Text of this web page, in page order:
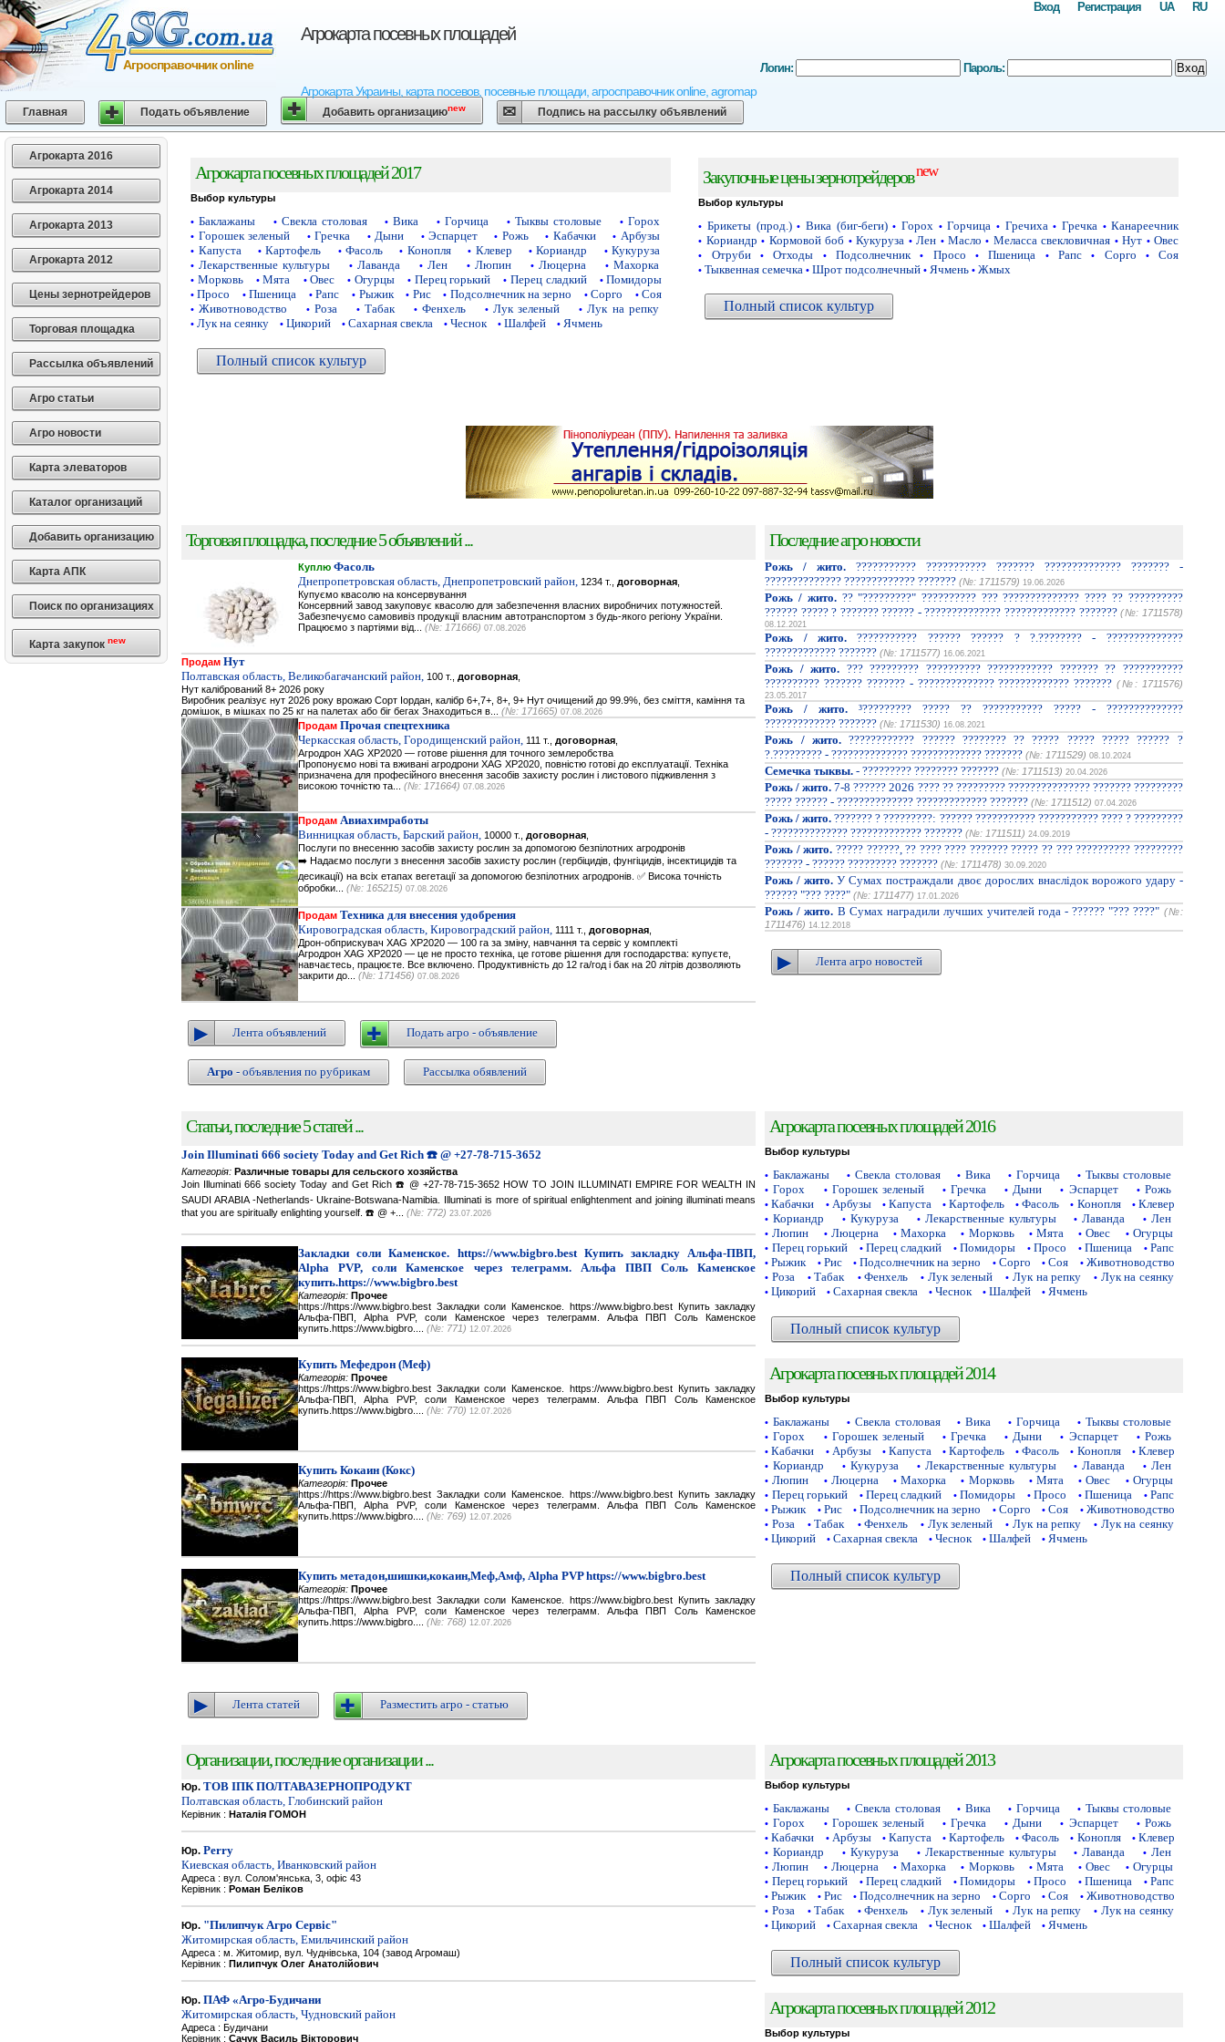
Агрокарта посевных площадей
Агрокарта Украины, карта посевов, посевные площади, агросправочник online, agromap
Агросправочник online
RU
UA
Регистрация
Вход
Логин: Пароль: Вход
Главная Подать объявление Добавить организациюnew Подпись на рассылку объявлений
Агрокарта 2016
Агрокарта 2014
Агрокарта 2013
Агрокарта 2012
Цены зернотрейдеров
Торговая площадка
Рассылка объявлений
Агро статьи
Агро новости
Карта элеваторов
Каталог организаций
Добавить организацию
Карта АПК
Поиск по организациях
Карта закупок new
Агрокарта посевных площадей 2017
Выбор культуры
• Баклажаны • Свекла столовая • Вика • Горчица • Тыквы столовые • Горох
• Горошек зеленый • Гречка • Дыни • Эспарцет • Рожь • Кабачки • Арбузы
• Капуста • Картофель • Фасоль • Конопля • Клевер • Кориандр • Кукуруза
• Лекарственные культуры • Лаванда • Лен • Люпин • Люцерна • Махорка
• Морковь • Мята • Овес • Огурцы • Перец горький • Перец сладкий • Помидоры
• Просо • Пшеница • Рапс • Рыжик • Рис • Подсолнечник на зерно • Сорго • Соя
• Животноводство • Роза • Табак • Фенхель • Лук зеленый • Лук на репку
• Лук на сеянку • Цикорий • Сахарная свекла • Чеснок • Шалфей • Ячмень
Полный список культур
Закупочные цены зернотрейдеровnew
Выбор культуры
• Брикеты (прод.) • Вика (биг-беги) • Горох • Горчица • Гречиха • Гречка • Канареечник
• Кориандр • Кормовой боб • Кукуруза • Лен • Масло • Меласса свекловичная • Нут • Овес
• Отруби • Отходы • Подсолнечник • Просо • Пшеница • Рапс • Сорго • Соя
• Тыквенная семечка • Шрот подсолнечный • Ячмень • Жмых
Полный список культур
Торговая площадка, последние 5 объявлений ...
Куплю Фасоль
Днепропетровская область, Днепропетровский район, 1234 т., договорная
Купуємо квасолю на консервування
Консервний завод закуповує квасолю для забезпечення власних виробничих потужностей.
Забезпечуємо самовивіз продукції власним автотранспортом з будь-якого регіону України.
Працюємо з партіями від... (№: 171666) 07.08.2026
Продам Нут
Полтавская область, Великобагачанский район, 100 т., договорная
Нут калібрований 8+ 2026 року
Виробник реалізує нут 2026 року врожаю Сорт Іордан, калібр 6+,7+, 8+, 9+ Нут очищений до 99.9%, без сміття, каміння та
домішок, в мішках по 25 кг на палетах або біг бегах Знаходиться в... (№: 171665) 07.08.2026
Продам Прочая спецтехника
Черкасская область, Городищенский район, 111 т., договорная
Агродрон XAG XP2020 — готове рішення для точного землеробства
Пропонуємо нові та вживані агродрони XAG XP2020, повністю готові до експлуатації. Техніка
призначена для професійного внесення засобів захисту рослин і листового підживлення з
високою точністю та... (№: 171664) 07.08.2026
Продам Авиахимработы
Винницкая область, Барский район, 10000 т., договорная
Послуги по внесенню засобів захисту рослин за допомогою безпілотних агродронів
➡️ Надаємо послуги з внесення засобів захисту рослин (гербіцидів, фунгіцидів, інсектицидів та
десикації) на всіх етапах вегетації за допомогою безпілотних агродронів. ✅ Висока точність
обробки... (№: 165215) 07.08.2026
Продам Техника для внесения удобрения
Кировоградская область, Кировоградский район, 1111 т., договорная
Дрон-обприскувач XAG XP2020 — 100 га за зміну, навчання та сервіс у комплекті
Агродрон XAG XP2020 — це не просто техніка, це готове рішення для господарства: купуєте,
навчаєтесь, працюєте. Все включено. Продуктивність до 12 га/год і бак на 20 літрів дозволяють
закрити до... (№: 171456) 07.08.2026
Лента объявлений Подать агро - объявление
Агро - объявления по рубрикам Рассылка обявлений
Последние агро новости
Рожь / жито. ??????????? ??????????? ??????? ?????????????? ??????? -
?????????????? ????????????? ??????? (№: 1711579) 19.06.2026
Рожь / жито.?? "?????????" ?????????? ??? ?????????????? ???? ?? ??????????
?????? ????? ? ??????? ?????? - ?????????????? ????????????? ??????? (№: 1711578)
08.12.2021
Рожь / жито. ??????????? ?????? ?????? ? ?.???????? - ??????????????
????????????? ??????? (№: 1711577) 16.06.2021
Рожь / жито. ??? ????????? ?????????? ???????????? ??????? ?? ???????????
?????????? ??????? ??????? - ?????????????? ????????????? ??????? (№: 1711576)
23.05.2017
Рожь / жито. ³????????? ????? ?? ??????????? ????? - ??????????????
????????????? ??????? (№: 1711530) 16.08.2021
Рожь / жито.???????????? ?????? ???????? ?? ????? ????? ????? ?????? ?
?.????????? - ?????????????? ????????????? ??????? (№: 1711529) 08.10.2024
Семечка тыквы. - ????????? ???????? ??????? (№: 1711513) 20.04.2026
Рожь / жито. 7-8 ?????? 2026 ???? ?? ????????? ??????????????? ??????? ?????????
????? ?????? - ?????????????? ????????????? ??????? (№: 1711512) 07.04.2026
Рожь / жито. ??????? ? ?????????: ?????? ??????????? ??????????? ???? ? ?????????
- ?????????????? ????????????? ??????? (№: 1711511) 24.09.2019
Рожь / жито. ????? ??????, ?? ???? ???? ??????? ????? ?? ??? ?????????? ?????????
??????? - ?????? ????????? ??????? (№: 1711478) 30.09.2020
Рожь / жито. У Сумах постраждали двоє дорослих внаслідок ворожого удару -
?????? "??? ????" (№: 1711477) 17.01.2026
Рожь / жито. В Сумах наградили лучших учителей года - ?????? "??? ????" (№:
1711476) 14.12.2018
Лента агро новостей
Статьи, последние 5 статей ...
Join Illuminati 666 society Today and Get Rich ☎️ @ +27-78-715-3652
Категорія: Различные товары для сельского хозяйства
Join Illuminati 666 society Today and Get Rich ☎️ @ +27-78-715-3652 HOW TO JOIN ILLUMINATI EMPIRE FOR WEALTH IN
SAUDI ARABIA -Netherlands- Ukraine-Botswana-Namibia. Illuminati is more of spiritual enlightenment and joining illuminati means
that you are spiritually enlighting yourself. ☎️ @ +... (№: 772) 23.07.2026
Закладки соли Каменское. https://www.bigbro.best Купить закладку Альфа-ПВП,
Alpha PVP, соли Каменское через телеграмм. Альфа ПВП Соль Каменское
купить.https://www.bigbro.best
Категорія: Прочее
https://https://www.bigbro.best Закладки соли Каменское. https://www.bigbro.best Купить закладку
Альфа-ПВП, Alpha PVP, соли Каменское через телеграмм. Альфа ПВП Соль Каменское
купить.https://www.bigbro.... (№: 771) 12.07.2026
Купить Мефедрон (Меф)
Категорія: Прочее
https://https://www.bigbro.best Закладки соли Каменское. https://www.bigbro.best Купить закладку
Альфа-ПВП, Alpha PVP, соли Каменское через телеграмм. Альфа ПВП Соль Каменское
купить.https://www.bigbro.... (№: 770) 12.07.2026
Купить Кокаин (Кокс)
Категорія: Прочее
https://https://www.bigbro.best Закладки соли Каменское. https://www.bigbro.best Купить закладку
Альфа-ПВП, Alpha PVP, соли Каменское через телеграмм. Альфа ПВП Соль Каменское
купить.https://www.bigbro.... (№: 769) 12.07.2026
Купить метадон,шишки,кокаин,Меф,Амф, Alpha PVP https://www.bigbro.best
Категорія: Прочее
https://https://www.bigbro.best Закладки соли Каменское. https://www.bigbro.best Купить закладку
Альфа-ПВП, Alpha PVP, соли Каменское через телеграмм. Альфа ПВП Соль Каменское
купить.https://www.bigbro.... (№: 768) 12.07.2026
Лента статей Разместить агро - статью
Агрокарта посевных площадей 2016
Выбор культуры
• Баклажаны • Свекла столовая • Вика • Горчица • Тыквы столовые
• Горох • Горошек зеленый • Гречка • Дыни • Эспарцет • Рожь
• Кабачки • Арбузы • Капуста • Картофель • Фасоль • Конопля • Клевер
• Кориандр • Кукуруза • Лекарственные культуры • Лаванда • Лен
• Люпин • Люцерна • Махорка • Морковь • Мята • Овес • Огурцы
• Перец горький • Перец сладкий • Помидоры • Просо • Пшеница • Рапс
• Рыжик • Рис • Подсолнечник на зерно • Сорго • Соя • Животноводство
• Роза • Табак • Фенхель • Лук зеленый • Лук на репку • Лук на сеянку
• Цикорий • Сахарная свекла • Чеснок • Шалфей • Ячмень
Полный список культур
Агрокарта посевных площадей 2014
Выбор культуры
• Баклажаны • Свекла столовая • Вика • Горчица • Тыквы столовые
• Горох • Горошек зеленый • Гречка • Дыни • Эспарцет • Рожь
• Кабачки • Арбузы • Капуста • Картофель • Фасоль • Конопля • Клевер
• Кориандр • Кукуруза • Лекарственные культуры • Лаванда • Лен
• Люпин • Люцерна • Махорка • Морковь • Мята • Овес • Огурцы
• Перец горький • Перец сладкий • Помидоры • Просо • Пшеница • Рапс
• Рыжик • Рис • Подсолнечник на зерно • Сорго • Соя • Животноводство
• Роза • Табак • Фенхель • Лук зеленый • Лук на репку • Лук на сеянку
• Цикорий • Сахарная свекла • Чеснок • Шалфей • Ячмень
Полный список культур
Организации, последние организации ...
Юр. ТОВ ІПК ПОЛТАВАЗЕРНОПРОДУКТ
Полтавская область, Глобинский район
Керівник : Наталія ГОМОН
Юр. Perry
Киевская область, Иванковский район
Адреса : вул. Солом'янська, 3, офіс 43
Керівник : Роман Беліков
Юр. "Пилипчук Агро Сервіс"
Житомирская область, Емильчинский район
Адреса : м. Житомир, вул. Чуднівська, 104 (завод Агромаш)
Керівник : Пилипчук Олег Анатолійович
Юр. ПАФ «Агро-Будичани
Житомирская область, Чудновский район
Адреса : Будичани
Керівник : Сачук Василь Вікторович
Агрокарта посевных площадей 2013
Выбор культуры
• Баклажаны • Свекла столовая • Вика • Горчица • Тыквы столовые
• Горох • Горошек зеленый • Гречка • Дыни • Эспарцет • Рожь
• Кабачки • Арбузы • Капуста • Картофель • Фасоль • Конопля • Клевер
• Кориандр • Кукуруза • Лекарственные культуры • Лаванда • Лен
• Люпин • Люцерна • Махорка • Морковь • Мята • Овес • Огурцы
• Перец горький • Перец сладкий • Помидоры • Просо • Пшеница • Рапс
• Рыжик • Рис • Подсолнечник на зерно • Сорго • Соя • Животноводство
• Роза • Табак • Фенхель • Лук зеленый • Лук на репку • Лук на сеянку
• Цикорий • Сахарная свекла • Чеснок • Шалфей • Ячмень
Полный список культур
Агрокарта посевных площадей 2012
Выбор культуры